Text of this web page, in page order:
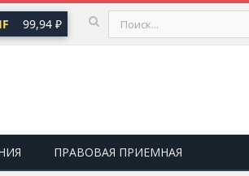
99,94 ₽ ▼ 0,20 USD 80,93 ₽
ПРАВОВАЯ ПРИЕМНАЯ